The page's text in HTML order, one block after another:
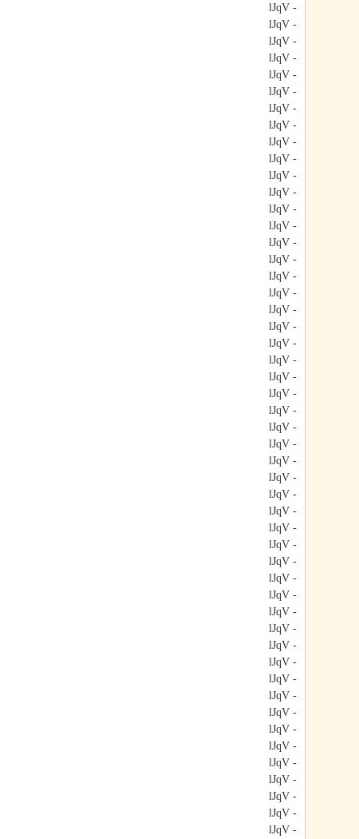
- lJqV
- lJqV
- lJqV
- lJqV
- lJqV
- lJqV
- lJqV
- lJqV
- lJqV
- lJqV
- lJqV
- lJqV
- lJqV
- lJqV
- lJqV
- lJqV
- lJqV
- lJqV
- lJqV
- lJqV
- lJqV
- lJqV
- lJqV
- lJqV
- lJqV
- lJqV
- lJqV
- lJqV
- lJqV
- lJqV
- lJqV
- lJqV
- lJqV
- lJqV
- lJqV
- lJqV
- lJqV
- lJqV
- lJqV
- lJqV
- lJqV
- lJqV
- lJqV
- lJqV
- lJqV
- lJqV
- lJqV
- lJqV
- lJqV
- lJqV